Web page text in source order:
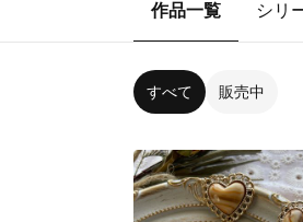
作品一覧 シリ
すべて 販売中